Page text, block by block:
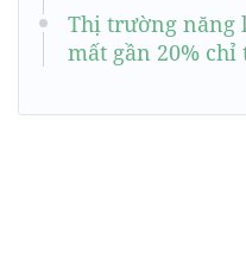
Thị trường năng
mất gần 20%